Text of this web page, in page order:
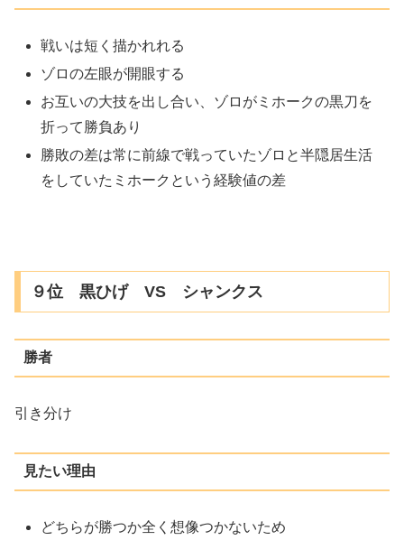
戦いは短く描かれれる
ゾロの左眼が開眼する
お互いの大技を出し合い、ゾロがミホークの黒刀を
折って勝負あり
勝敗の差は常に前線で戦っていたゾロと半隠居生活
をしていたミホークという経験値の差
９位 黒ひげ VS シャンクス
勝者
引き分け
見たい理由
どちらが勝つか全く想像つかないため